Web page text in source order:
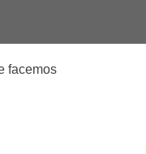
facemos